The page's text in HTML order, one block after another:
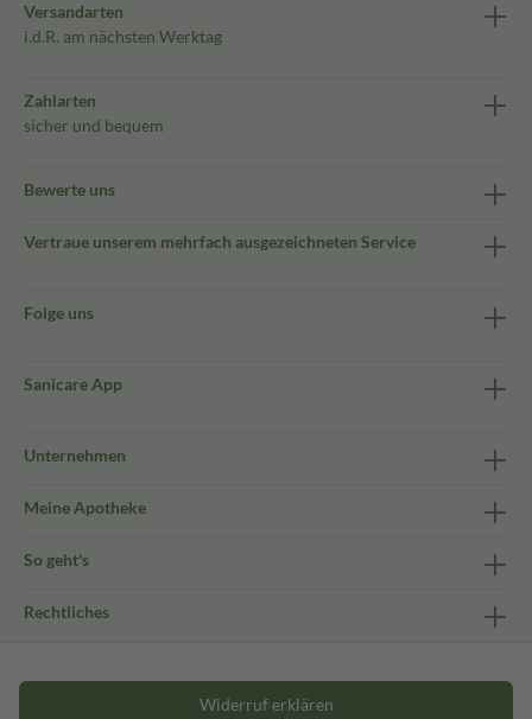
Versandarten
i.d.R. am nächsten Werktag
Zahlarten
sicher und bequem
Bewerte uns
Vertraue unserem mehrfach ausgezeichneten Service
Folge uns
Sanicare App
Unternehmen
Meine Apotheke
So geht's
Rechtliches
Widerruf erklären